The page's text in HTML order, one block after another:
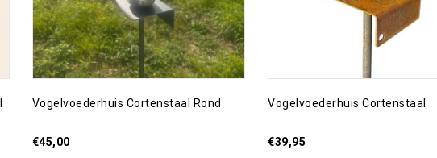
Vogelvoederhuis Cortenstaal Rond
€45,00
Vogelvoederhuis Cortenstaal
€39,95